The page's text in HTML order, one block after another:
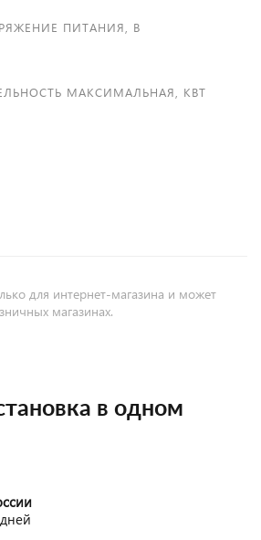
ПИТАНИЯ, В
МАКСИМАЛЬНАЯ, КВТ
для интернет-магазина и может
магазинах.
в одном